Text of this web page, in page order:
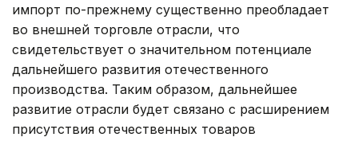
импорт по-прежнему существенно преобладает
во внешней торговле отрасли, что
свидетельствует о значительном потенциале
дальнейшего развития отечественного
производства. Таким образом, дальнейшее
развитие отрасли будет связано с расширением
присутствия отечественных товаров